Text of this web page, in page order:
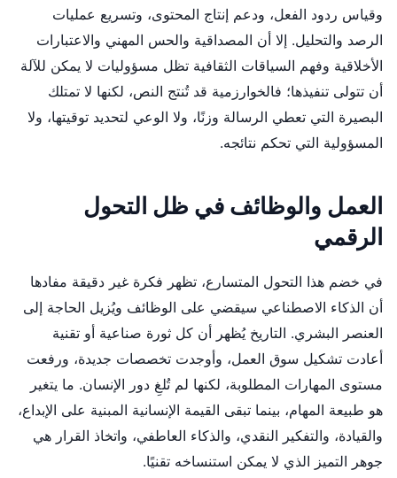
وقياس ردود الفعل، ودعم إنتاج المحتوى، وتسريع عمليات
الرصد والتحليل. إلا أن المصداقية والحس المهني والاعتبارات
الأخلاقية وفهم السياقات الثقافية تظل مسؤوليات لا يمكن للآلة
أن تتولى تنفيذها؛ فالخوارزمية قد تُنتج النص، لكنها لا تمتلك
البصيرة التي تعطي الرسالة وزنًا، ولا الوعي لتحديد توقيتها، ولا
المسؤولية التي تحكم نتائجه.
العمل والوظائف في ظل التحول
الرقمي
في خضم هذا التحول المتسارع، تظهر فكرة غير دقيقة مفادها
أن الذكاء الاصطناعي سيقضي على الوظائف ويُزيل الحاجة إلى
العنصر البشري. التاريخ يُظهر أن كل ثورة صناعية أو تقنية
أعادت تشكيل سوق العمل، وأوجدت تخصصات جديدة، ورفعت
مستوى المهارات المطلوبة، لكنها لم تُلغِ دور الإنسان. ما يتغير
هو طبيعة المهام، بينما تبقى القيمة الإنسانية المبنية على الإبداع،
والقيادة، والتفكير النقدي، والذكاء العاطفي، واتخاذ القرار هي
جوهر التميز الذي لا يمكن استنساخه تقنيًا.